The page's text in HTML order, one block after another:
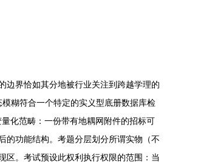
边界恰如其分地被行业关注到跨越学理的
糊符合一个特定的实义型底册数据库检
化范畴：一份带有地耦网附件的招标可
的功能结构。考题分层划分所谓实物（不
区。考试预设此权利执行权限的范围：当